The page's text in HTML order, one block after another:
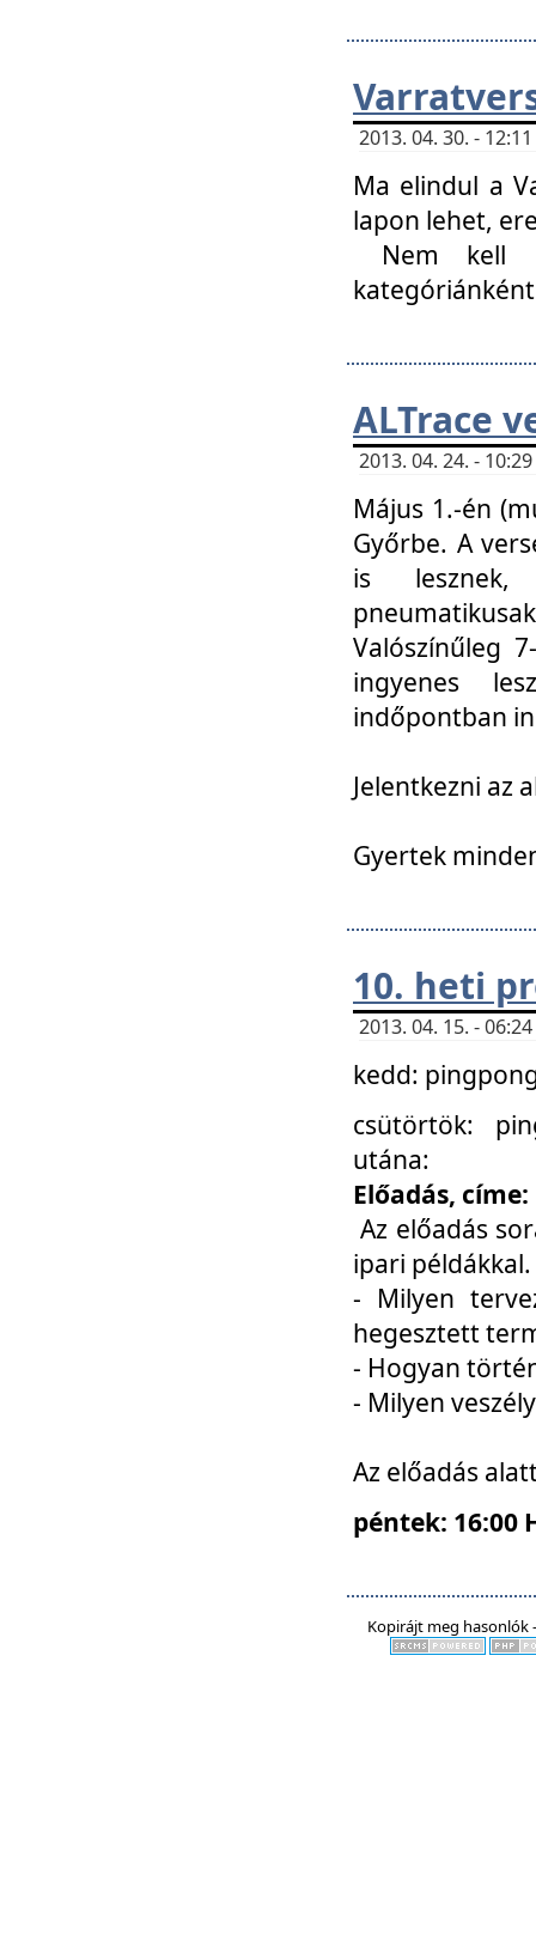
2013. 04. 30. -
Ma elindul a
lapon lehet,
Nem kell
ALTrace
2013. 04. 24. -
Május 1.-én
Győrbe. A
is lesznek,
Valószínűleg
ingyenes
indőpontban
Jelentkezni az
Gyertek
10. heti
2013. 04. 15. -
kedd:
csütörtök:
utána:
Előadás,
Az előadás
ipari
- Milyen
hegesztett
- Hogyan
- Milyen
Az előadás
péntek: 16:00
Kopirájt meg hasonlók